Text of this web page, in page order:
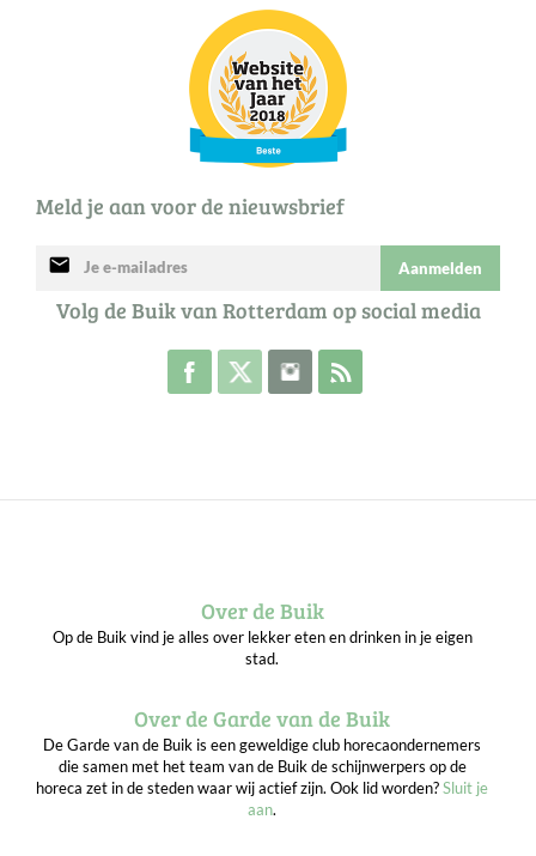
Meld je aan voor de nieuwsbrief
mail Aanmelden
Volg de Buik van Rotterdam op social media
Volg de Buik op Facebook
Volg de Buik op Twitter
Volg de Buik op Instagram
Over de Buik
Op de Buik vind je alles over lekker eten en drinken in je eigen
stad.
Over de Garde van de Buik
De Garde van de Buik is een geweldige club horecaondernemers
die samen met het team van de Buik de schijnwerpers op de
horeca zet in de steden waar wij actief zijn. Ook lid worden?Sluit je
aan.